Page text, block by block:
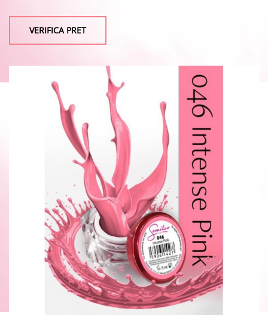
VERIFICA PRET